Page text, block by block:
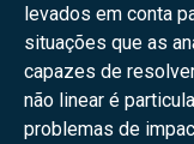
levados em conta
situações que as
capazes de
não linear é
problemas de